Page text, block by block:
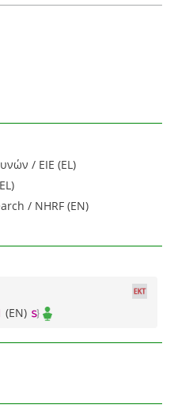
/ ΕΙΕ (EL)
/ NHRF (EN)
(EN)